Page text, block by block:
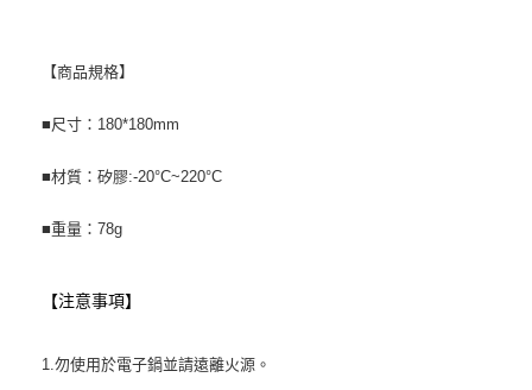
【商品規格】
■尺寸：180*180mm
■材質：矽膠:-20°C~220°C
■重量：78g
【注意事項】
1.勿使用於電子鍋並請遠離火源。